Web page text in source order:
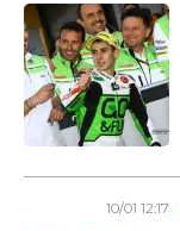
10/01 12:17